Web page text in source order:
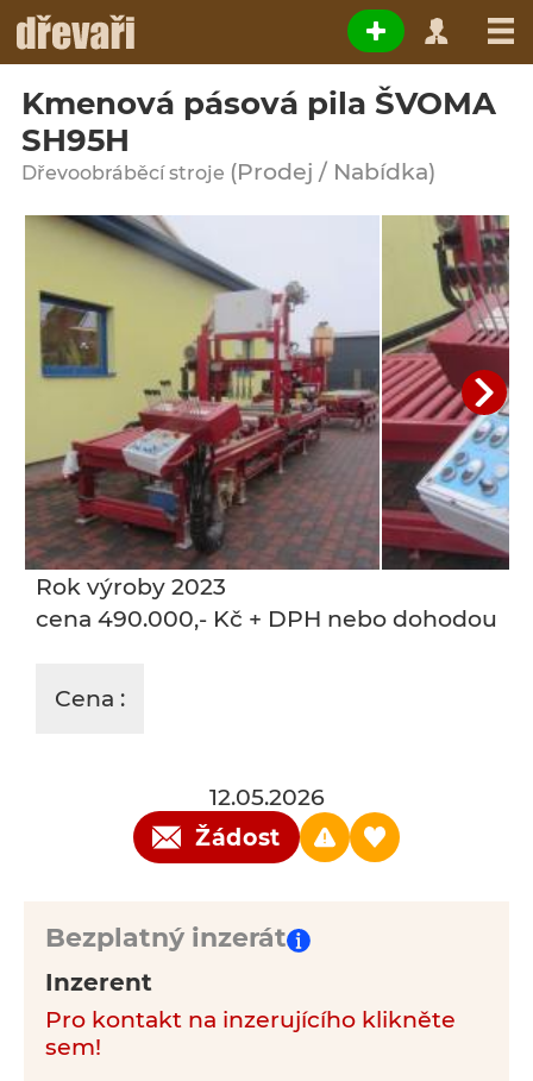
Kmenová pásová pila ŠVOMA
SH95H
Dřevoobráběcí stroje (Prodej / Nabídka)
Rok výroby 2023
cena 490.000,- Kč + DPH nebo dohodou
Cena :
12.05.2026
Žádost
Bezplatný inzerát
Inzerent
Pro kontakt na inzerujícího klikněte
sem!